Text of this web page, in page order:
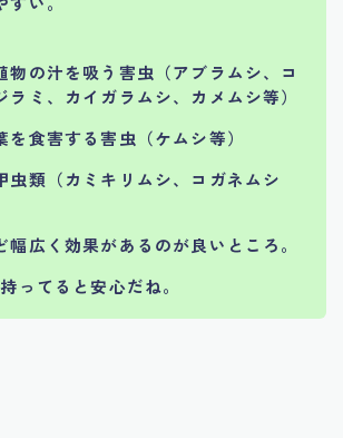
の汁を吸う害虫（アブラムシ、コ
ラミ、カイガラムシ、カメムシ等）
食害する害虫（ケムシ等）
類（カミキリムシ、コガネムシ
幅広く効果があるのが良いところ。
ってると安心だね。